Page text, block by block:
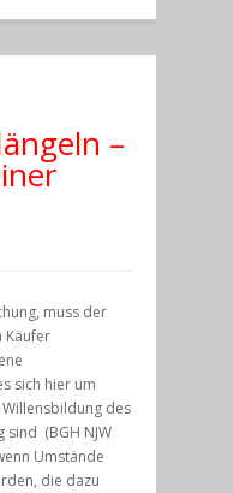
–
muss der
Käufer
sich hier um
des
sind (BGH NJW
Umstände
die dazu